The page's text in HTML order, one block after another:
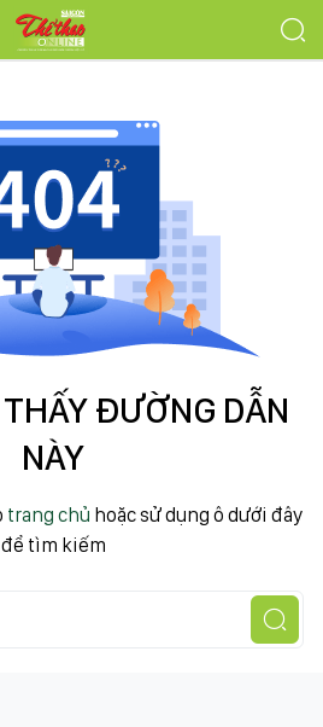
ĐƯỜNG DẪN
NÀY
trang chủ hoặc sử dụng ô dưới đây
để tìm kiếm